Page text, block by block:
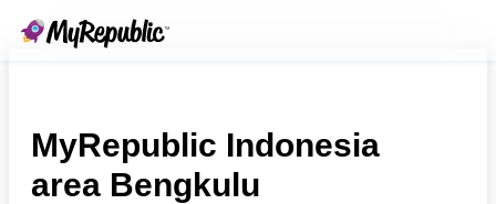
MyRepublic Indonesia
area Bengkulu